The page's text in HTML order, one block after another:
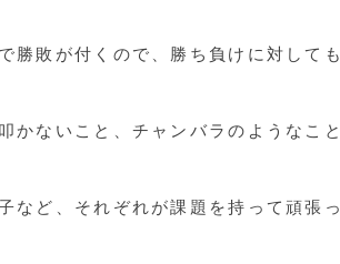
勝敗が付くので、勝ち負けに対して
かないこと、チャンバラのようなこ
など、それぞれが課題を持って頑張